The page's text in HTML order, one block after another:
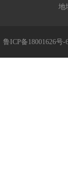
地
鲁ICP备18001626号-